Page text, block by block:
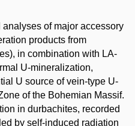
of major accessory
products from
in combination with LA-
U-mineralization,
U source of vein-type U-
of the Bohemian Massif.
in durbachites, recorded
by self-induced radiation